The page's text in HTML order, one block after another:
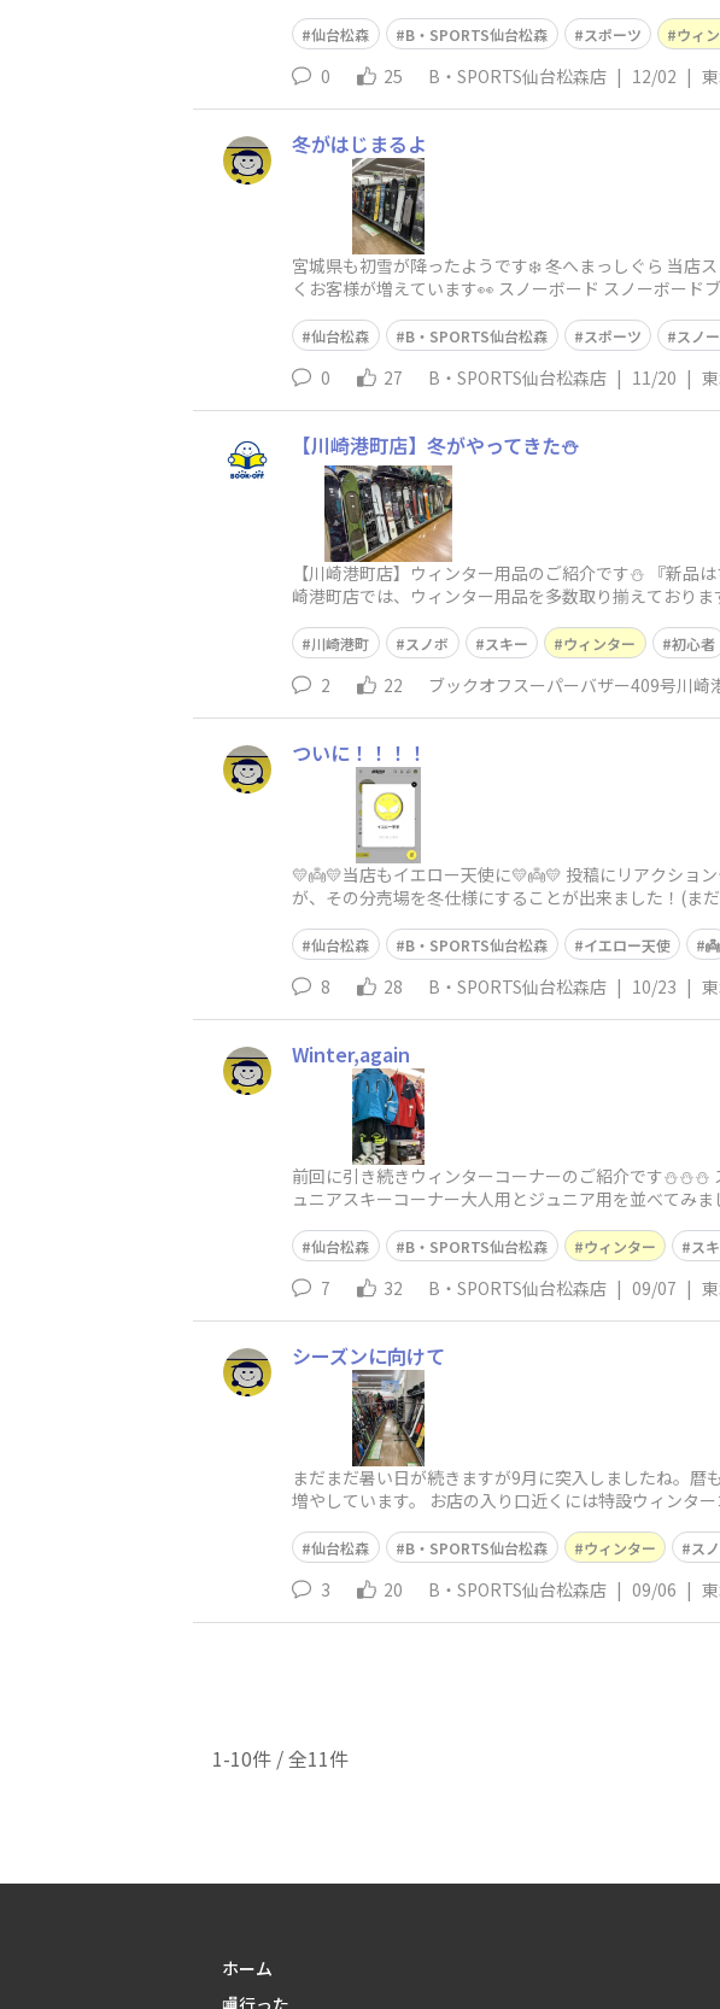
仙台松森 B・SPORTS仙台松森 スポーツ ウィ
0 25 B・SPORTS仙台松森店 | 12/02 |
冬がはじまるよ
宮城県も初雪が降ったようです❄️ 冬へまっしぐら 当店
くお客様が増えています👀 スノーボード スノーボード
仙台松森 B・SPORTS仙台松森 スポーツ スノ
0 27 B・SPORTS仙台松森店 | 11/20 |
【川崎港町店】冬がやってきた⛄
【川崎港町店】ウィンター用品のご紹介です⛄ 『新
崎港町店では、ウィンター用品を多数取り揃えており
川崎港町 スノボ スキー ウィンター 初心者
2 22 ブックオフスーパーバザー409号川崎
ついに！！！！
💛👼💛当店もイエロー天使に💛👼💛 投稿にリアクショ
が、その分売場を冬仕様にすることが出来ました！(ま
仙台松森 B・SPORTS仙台松森 イエロー天使 👼
8 28 B・SPORTS仙台松森店 | 10/23 |
Winter,again
前回に引き続きウィンターコーナーのご紹介です
ュニアスキーコーナー大人用とジュニア用を並べてみ
仙台松森 B・SPORTS仙台松森 ウィンター ス
7 32 B・SPORTS仙台松森店 | 09/07 |
シーズンに向けて
まだまだ暑い日が続きますが9月に突入しましたね。
増やしています。 お店の入り口近くには特設ウィンタ
仙台松森 B・SPORTS仙台松森 ウィンター ス
3 20 B・SPORTS仙台松森店 | 09/06 |
1-10件 / 全11件
ホーム
🏬行った